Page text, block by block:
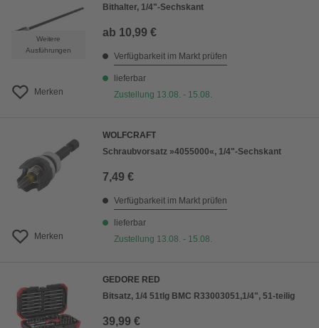
Weitere
Ausführungen
Merken
Bithalter, 1/4"-Sechskant
ab 10,99 €
Verfügbarkeit im Markt prüfen
lieferbar
Zustellung 13.08. - 15.08.
Merken
WOLFCRAFT
Schraubvorsatz »4055000«, 1/4"-Sechskant
7,49 €
Verfügbarkeit im Markt prüfen
lieferbar
Zustellung 13.08. - 15.08.
GEDORE RED
Bitsatz, 1/4 51tlg BMC R33003051,1/4", 51-teilig
39,99 €